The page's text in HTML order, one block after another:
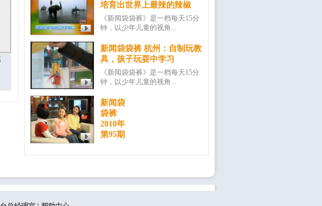
培育出世界上最辣的辣椒
《新闻袋袋裤》是一档每天15分
钟，以少年儿童的视角...
新闻袋袋裤 杭州：自制玩教
具，孩子玩耍中学习
《新闻袋袋裤》是一档每天15分
钟，以少年儿童的视角...
新闻袋
袋裤
2010年
第95期